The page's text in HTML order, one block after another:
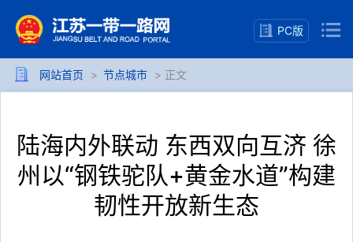
PC版
网站首页 > 节点城市 > 正文
陆海内外联动 东西双向互济 徐
州以“钢铁驼队+黄金水道”构建
韧性开放新生态